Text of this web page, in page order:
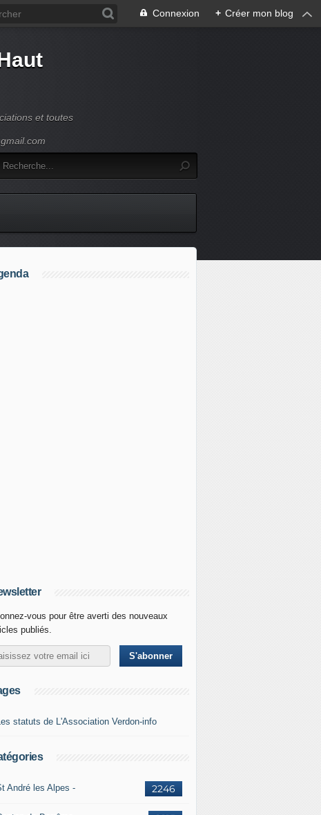
Connexion + Créer mon blog
et toutes
vous pour être averti des nouveaux
publiés.
statuts de L'Association Verdon-info
2246
André les Alpes -